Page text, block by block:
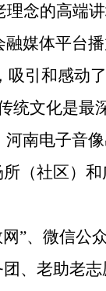
念的高端
媒体平台
引和感动
统文化是最
南电子音
（社区）
网”、微信公
、老助老